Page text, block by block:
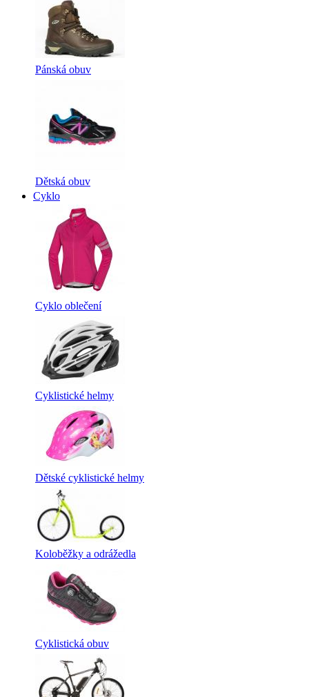
Pánská obuv
Dětská obuv
Cyklo
Cyklo oblečení
Cyklistické helmy
Dětské cyklistické helmy
Koloběžky a odrážedla
Cyklistická obuv